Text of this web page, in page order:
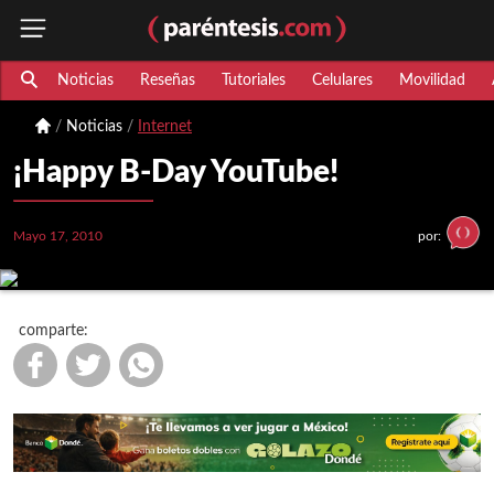
Noticias Reseñas Tutoriales Celulares Movilidad
Noticias Internet
¡Happy B-Day YouTube!
Mayo 17, 2010 por:
comparte: